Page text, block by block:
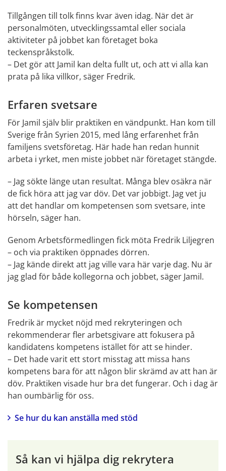
Tillgången till tolk finns kvar även idag. När det är
personalmöten, utvecklingssamtal eller sociala
aktiviteter på jobbet kan företaget boka
teckenspråkstolk.
– Det gör att Jamil kan delta fullt ut, och att vi alla kan
prata på lika villkor, säger Fredrik.
Erfaren svetsare
För Jamil själv blir praktiken en vändpunkt. Han kom till
Sverige från Syrien 2015, med lång erfarenhet från
familjens svetsföretag. Här hade han redan hunnit
arbeta i yrket, men miste jobbet när företaget stängde.
– Jag sökte länge utan resultat. Många blev osäkra när
de fick höra att jag var döv. Det var jobbigt. Jag vet ju
att det handlar om kompetensen som svetsare, inte
hörseln, säger han.
Genom Arbetsförmedlingen fick möta Fredrik Liljegren
– och via praktiken öppnades dörren.
– Jag kände direkt att jag ville vara här varje dag. Nu är
jag glad för både kollegorna och jobbet, säger Jamil.
Se kompetensen
Fredrik är mycket nöjd med rekryteringen och
rekommenderar fler arbetsgivare att fokusera på
kandidatens kompetens istället för att se hinder.
– Det hade varit ett stort misstag att missa hans
kompetens bara för att någon blir skrämd av att han är
döv. Praktiken visade hur bra det fungerar. Och i dag är
han oumbärlig för oss.
Se hur du kan anställa med stöd
Så kan vi hjälpa dig rekrytera